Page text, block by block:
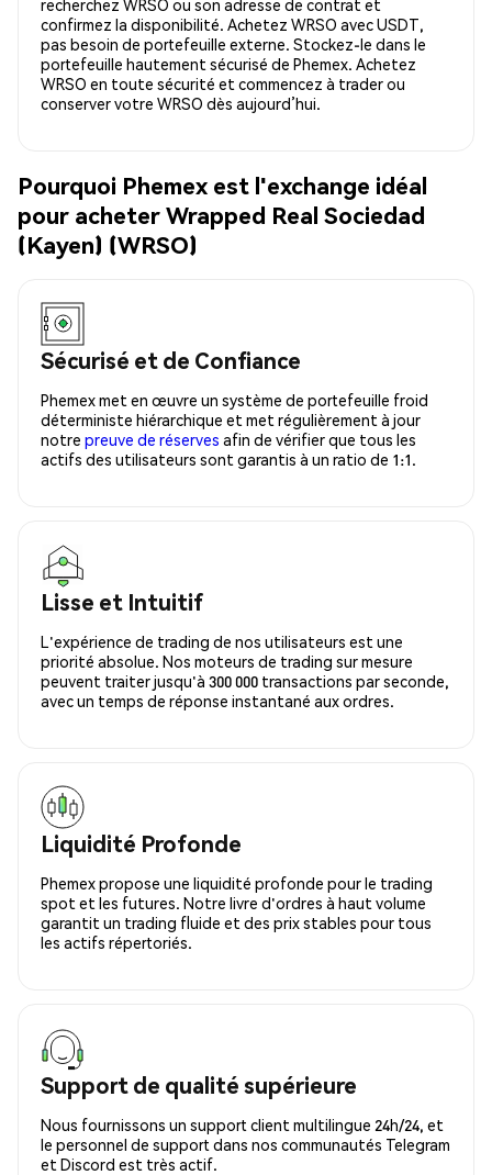
recherchez WRSO ou son adresse de contrat et
confirmez la disponibilité. Achetez WRSO avec USDT,
pas besoin de portefeuille externe. Stockez-le dans le
portefeuille hautement sécurisé de Phemex. Achetez
WRSO en toute sécurité et commencez à trader ou
conserver votre WRSO dès aujourd’hui.
Pourquoi Phemex est l'exchange idéal
pour acheter Wrapped Real Sociedad
(Kayen) (WRSO)
Sécurisé et de Confiance
Phemex met en œuvre un système de portefeuille froid
déterministe hiérarchique et met régulièrement à jour
notre preuve de réserves afin de vérifier que tous les
actifs des utilisateurs sont garantis à un ratio de 1:1.
Lisse et Intuitif
L'expérience de trading de nos utilisateurs est une
priorité absolue. Nos moteurs de trading sur mesure
peuvent traiter jusqu'à 300 000 transactions par seconde,
avec un temps de réponse instantané aux ordres.
Liquidité Profonde
Phemex propose une liquidité profonde pour le trading
spot et les futures. Notre livre d'ordres à haut volume
garantit un trading fluide et des prix stables pour tous
les actifs répertoriés.
Support de qualité supérieure
Nous fournissons un support client multilingue 24h/24, et
le personnel de support dans nos communautés Telegram
et Discord est très actif.